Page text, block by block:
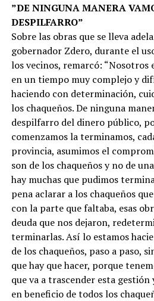
”DE NINGUNA MANERA
DESPILFARRO”
Sobre las obras que se lleva
gobernador Zdero, durante el
los vecinos, remarcó: “Nosotros
en un tiempo muy complejo y
haciendo con determinación,
los chaqueños. De ninguna
despilfarro del dinero público,
comenzamos la terminamos,
provincia, asumimos el
son de los chaqueños y no de
hay muchas que pudimos
pena aclarar a los chaqueños
con la parte que faltaba, esas
deuda que nos dejaron,
terminarlas. Así lo estamos
de los chaqueños, paso a paso,
que hay que hacer, porque
que va a trascender esta
en beneficio de todos los